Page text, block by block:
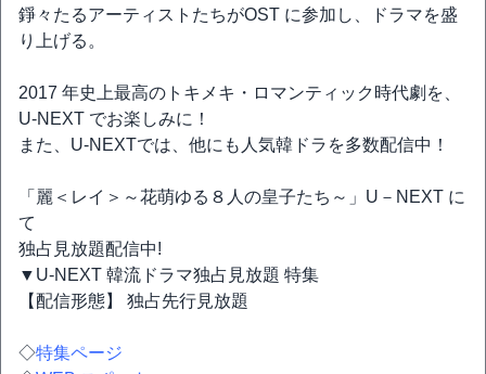
錚々たるアーティストたちがOST に参加し、ドラマを盛
り上げる。
2017 年史上最高のトキメキ・ロマンティック時代劇を、
U-NEXT でお楽しみに！
また、U-NEXTでは、他にも人気韓ドラを多数配信中！
「麗＜レイ＞～花萌ゆる８人の皇子たち～」U－NEXT に
て
独占見放題配信中!
▼U-NEXT 韓流ドラマ独占見放題 特集
【配信形態】 独占先行見放題
◇特集ページ